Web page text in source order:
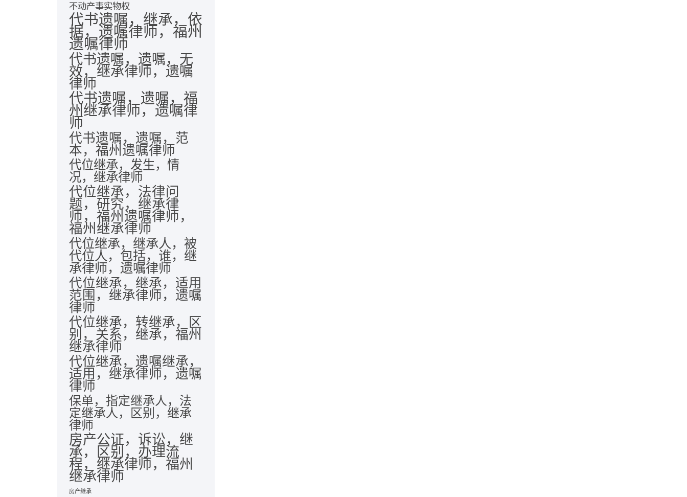
不动产事实物权
代书遗嘱，继承，依
据，遗嘱律师，福州
遗嘱律师
代书遗嘱，遗嘱，无
效，继承律师，遗嘱
律师
代书遗嘱，遗嘱，福
州继承律师，遗嘱律
师
代书遗嘱，遗嘱，范
本，福州遗嘱律师
代位继承，发生，情
况，继承律师
代位继承，法律问
题，研究，继承律
师，福州遗嘱律师，
福州继承律师
代位继承，继承人，被
代位人，包括，谁，继
承律师，遗嘱律师
代位继承，继承，适用
范围，继承律师，遗嘱
律师
代位继承，转继承，区
别，关系，继承，福州
继承律师
代位继承，遗嘱继承，
适用，继承律师，遗嘱
律师
保单，指定继承人，法
定继承人，区别，继承
律师
房产公证，诉讼，继
承，区别，办理流
程，继承律师，福州
继承律师
房产继承